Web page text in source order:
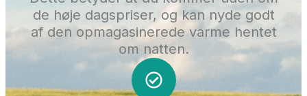
de høje dagspriser, og kan nyde godt
af den opmagasinerede varme hentet
om natten.